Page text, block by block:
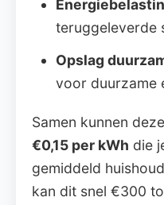
teruggeleverde
Opslag
voor duurzame
Samen kunnen
€0,15 per kWh die
gemiddeld
kan dit snel €300